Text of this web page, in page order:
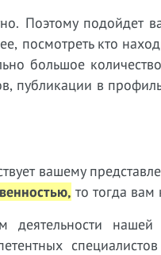
Поэтому подойдет
посмотреть кто
большое
публикации в
вашему
то тогда вам
деятельности